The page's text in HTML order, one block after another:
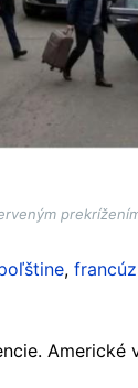
,
Americké